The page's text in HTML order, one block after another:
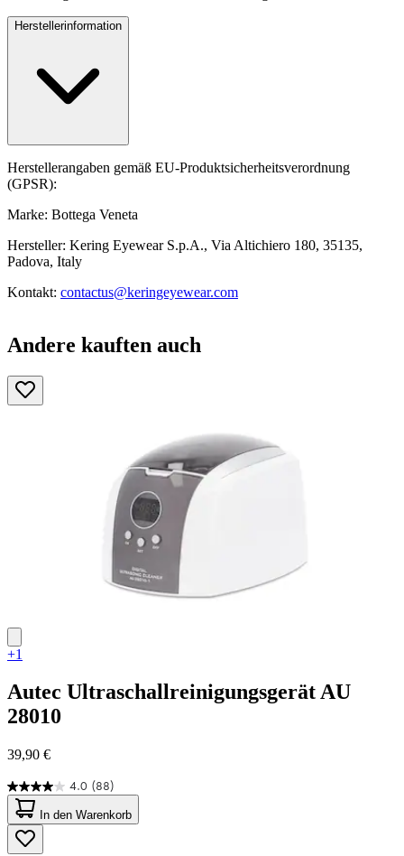
Herstellerinformation
Herstellerangaben gemäß EU-Produktsicherheitsverordnung
(GPSR):
Marke: Bottega Veneta
Hersteller: Kering Eyewear S.p.A., Via Altichiero 180, 35135,
Padova, Italy
Kontakt: contactus@keringeyewear.com
Andere kauften auch
+1
Autec Ultraschallreinigungsgerät AU
28010
39,90 €
4.0 (88)
4.0
von
5
Sternen.
In den Warenkorb